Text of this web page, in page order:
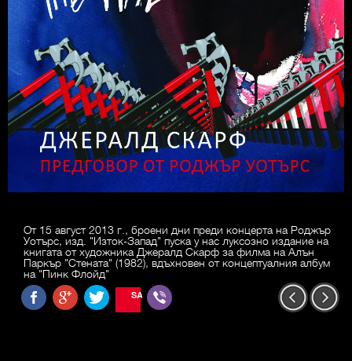
От 15 август 2013 г., броени дни преди концерта на Роджър
Уотърс, изд. "Изток-Запад" пуска у нас луксозно издание на
книгата от художника Джералд Скарф за филма на Алън
Паркър "Стената" (1982), вдъхновен от концептуалния албум
на "Пинк Флойд"
SAVE